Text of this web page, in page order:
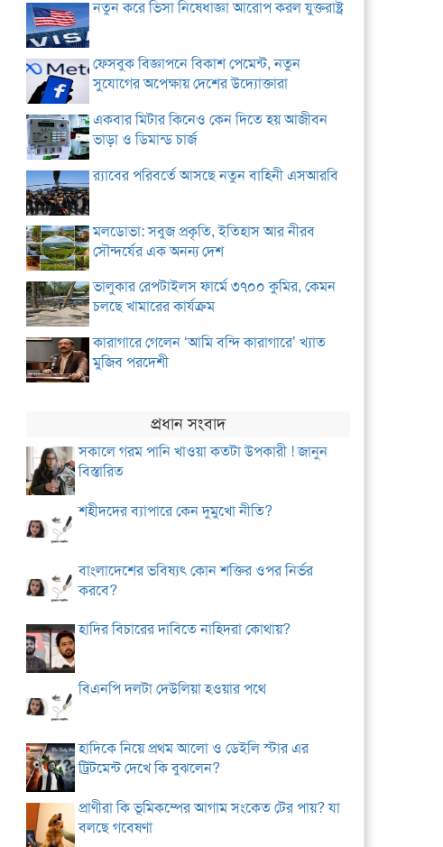
নতুন করে ভিসা নিষেধাজ্ঞা আরোপ করল যুক্তরাষ্ট্র
ফেসবুক বিজ্ঞাপনে বিকাশ পেমেন্ট, নতুন
সুযোগের অপেক্ষায় দেশের উদ্যোক্তারা
একবার মিটার কিনেও কেন দিতে হয় আজীবন
ভাড়া ও ডিমান্ড চার্জ
র‌্যাবের পরিবর্তে আসছে নতুন বাহিনী এসআরবি
মলডোভা: সবুজ প্রকৃতি, ইতিহাস আর নীরব
সৌন্দর্যের এক অনন্য দেশ
ভালুকার রেপটাইলস ফার্মে ৩৭০০ কুমির, কেমন
চলছে খামারের কার্যক্রম
কারাগারে গেলেন ‘আমি বন্দি কারাগারে’ খ্যাত
মুজিব পরদেশী
প্রধান সংবাদ
সকালে গরম পানি খাওয়া কতটা উপকারী ! জানুন
বিস্তারিত
শহীদদের ব্যাপারে কেন দুমুখো নীতি?
বাংলাদেশের ভবিষ্যৎ কোন শক্তির ওপর নির্ভর
করবে?
হাদির বিচারের দাবিতে নাহিদরা কোথায়?
বিএনপি দলটা দেউলিয়া হওয়ার পথে
হাদিকে নিয়ে প্রথম আলো ও ডেইলি স্টার এর
ট্রিটমেন্ট দেখে কি বুঝলেন?
প্রাণীরা কি ভূমিকম্পের আগাম সংকেত টের পায়? যা
বলছে গবেষণা